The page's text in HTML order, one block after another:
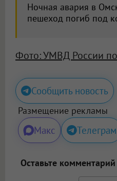
Ночная авария в
пешеход погиб под
Фото: УМВД России
Сообщить новость
Размещение рекламы
Макс Телеграм
Оставьте комментарий